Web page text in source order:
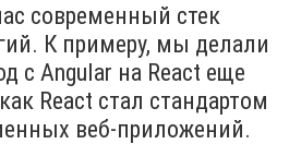
современный стек
К примеру, мы делали
с Angular на React еще
React стал стандартом
веб-приложений.